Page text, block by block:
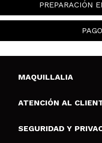
PREPARACIÓN
PAGO
MAQUILLALIA
Sobre nosotros
Tarjetas de Regalo
ATENCIÓN AL
Envíos y
SEGURIDAD Y